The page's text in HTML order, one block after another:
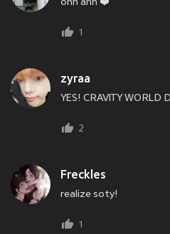
ohh ahh ❤️
1
zyraa
YES! CRAVITY WORLD
2
Freckles
realize soty!
1